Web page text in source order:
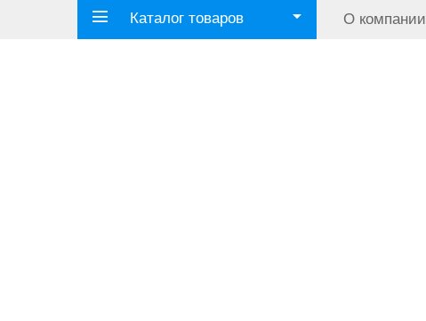
Каталог товаров О компании